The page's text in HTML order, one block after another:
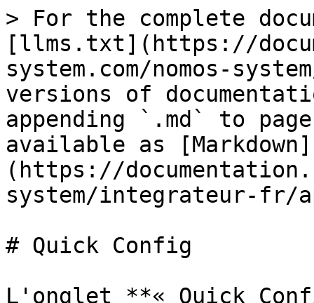
> For the complete
[llms.txt](https://
system.com/nomos-
versions of
appending `.md` to
available as [Markdown]
(https://
system/integrateur-fr/
# Quick Config
L'onglet **« Quick